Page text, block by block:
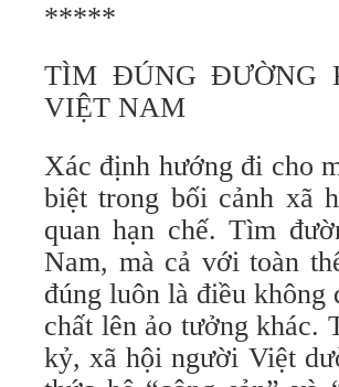
*****
TÌM ĐÚNG ĐƯỜNG
VIỆT NAM
Xác định hướng đi cho
biệt trong bối cảnh xã
quan hạn chế. Tìm
Nam, mà cả với toàn
đúng luôn là điều không
chất lên ảo tưởng khác.
kỷ, xã hội người Việt